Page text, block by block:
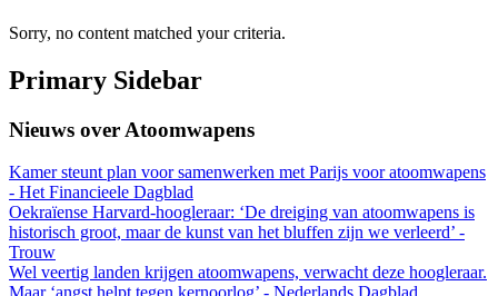
Sorry, no content matched your criteria.
Primary Sidebar
Nieuws over Atoomwapens
Kamer steunt plan voor samenwerken met Parijs voor atoomwapens
- Het Financieele Dagblad
Oekraïense Harvard-hoogleraar: ‘De dreiging van atoomwapens is
historisch groot, maar de kunst van het bluffen zijn we verleerd’ -
Trouw
Wel veertig landen krijgen atoomwapens, verwacht deze hoogleraar.